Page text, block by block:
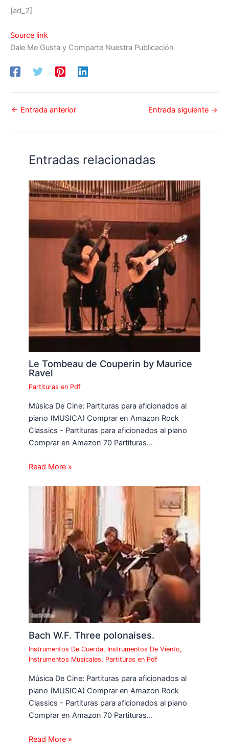
[ad_2]
Source link
Dale Me Gusta y Comparte Nuestra Publicación
← Entrada anterior Entrada siguiente →
Entradas relacionadas
Le Tombeau de Couperin by Maurice
Ravel
Partituras en Pdf
Música De Cine: Partituras para aficionados al
piano (MUSICA) Comprar en Amazon Rock
Classics - Partituras para aficionados al piano
Comprar en Amazon 70 Partituras…
Read More »
Bach W.F. Three polonaises.
Instrumentos De Cuerda, Instrumentos De Viento,
Instrumentos Musicales, Partituras en Pdf
Música De Cine: Partituras para aficionados al
piano (MUSICA) Comprar en Amazon Rock
Classics - Partituras para aficionados al piano
Comprar en Amazon 70 Partituras…
Read More »